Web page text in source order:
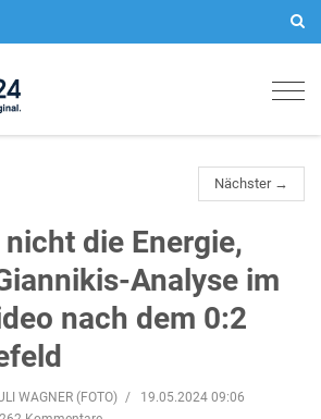
Nächster →
die Energie,
Analyse im
nach dem 0:2
WAGNER (FOTO)
19.05.2024 09:06